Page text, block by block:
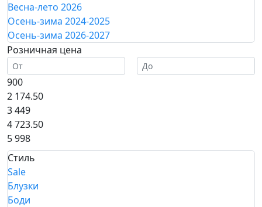
Весна-лето 2026
Осень-зима 2024-2025
Осень-зима 2026-2027
Розничная цена
900
2 174.50
3 449
4 723.50
5 998
Стиль
Sale
Блузки
Боди